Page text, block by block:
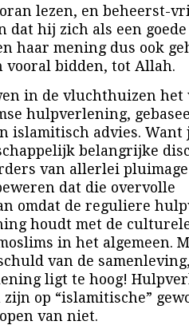
lezen, en beheerst-
dat hij zich als een
haar mening dus ook
vooral bidden, tot Allah.
in de vluchthuizen het
hulpverlening,
islamitisch advies.
belangrijke
van allerlei pluimage
dat die overvolle
omdat de reguliere
houdt met de
in het algemeen.
van de
ligt te hoog!
op “islamitische”
van niet.